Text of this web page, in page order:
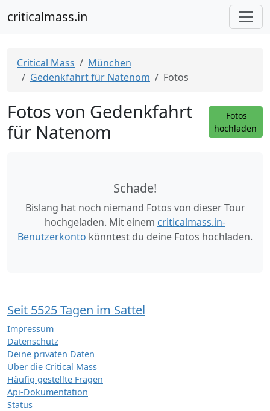
criticalmass.in
Critical Mass
München
Gedenkfahrt für Natenom
Fotos
Fotos von Gedenkfahrt
für Natenom
Fotos
hochladen
Schade!
Bislang hat noch niemand Fotos von dieser Tour
hochgeladen. Mit einem criticalmass.in-
Benutzerkonto könntest du deine Fotos hochladen.
Seit 5525 Tagen im Sattel
Impressum
Datenschutz
Deine privaten Daten
Über die Critical Mass
Häufig gestellte Fragen
Api-Dokumentation
Status